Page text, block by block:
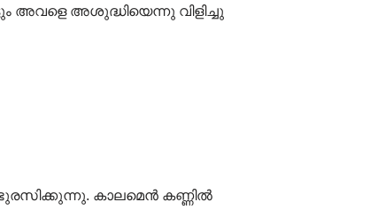
അവളെ അശുദ്ധിയെന്നു വിളിച്ചു
കാലമെൻ കണ്ണിൽ